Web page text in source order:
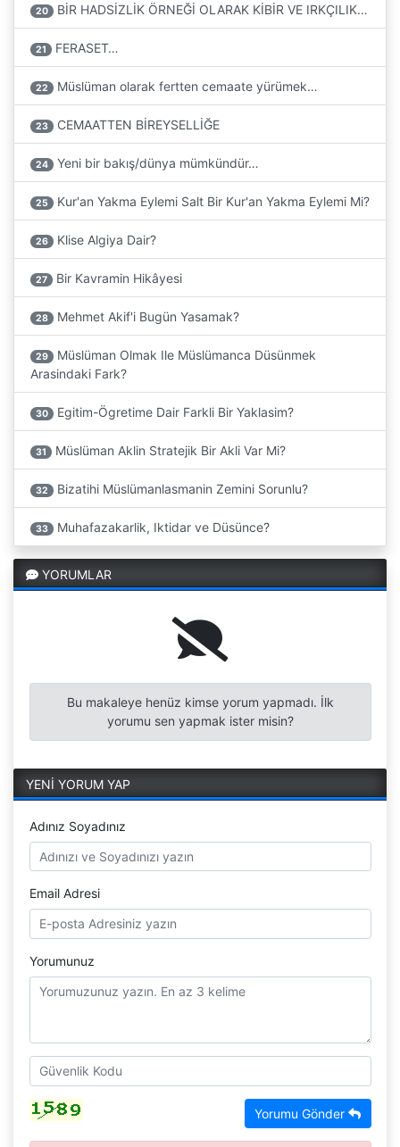
20 BİR HADSİZLİK ÖRNEĞİ OLARAK KİBİR VE IRKÇILIK…
21 FERASET…
22 Müslüman olarak fertten cemaate yürümek…
23 CEMAATTEN BİREYSELLİĞE
24 Yeni bir bakış/dünya mümkündür…
25 Kur'an Yakma Eylemi Salt Bir Kur'an Yakma Eylemi Mi?
26 Klise Algiya Dair?
27 Bir Kavramin Hikâyesi
28 Mehmet Akif'i Bugün Yasamak?
29
Müslüman Olmak Ile Müslümanca Düsünmek
Arasindaki Fark?
30 Egitim-Ögretime Dair Farkli Bir Yaklasim?
31 Müslüman Aklin Stratejik Bir Akli Var Mi?
32 Bizatihi Müslümanlasmanin Zemini Sorunlu?
33 Muhafazakarlik, Iktidar ve Düsünce?
YORUMLAR
Bu makaleye henüz kimse yorum yapmadı. İlk
yorumu sen yapmak ister misin?
YENİ YORUM YAP
Adınız Soyadınız
Email Adresi
Yorumunuz
Yorumu Gönder